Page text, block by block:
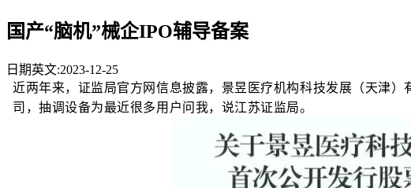
国产“脑机”械企IPO辅导备案
日期英文:2023-12-25
近两年来，证监局官方网信息披露，景昱医疗机构科技发展（天津
司，抽调设备为最近很多用户问我，说江苏证监局。